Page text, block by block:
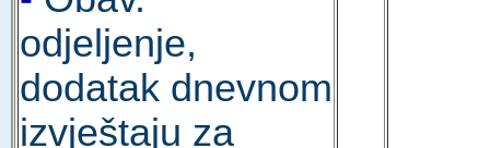
odjeljenje,
dodatak dnevnom
izvještaju za